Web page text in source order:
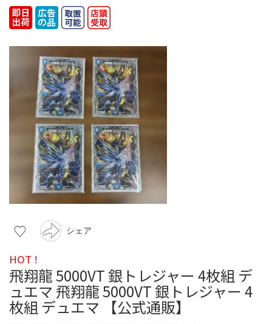
シェア
HOT !
飛翔龍 5000VT 銀トレジャー 4枚組 デ
ュエマ 飛翔龍 5000VT 銀トレジャー 4
枚組 デュエマ 【公式通販】